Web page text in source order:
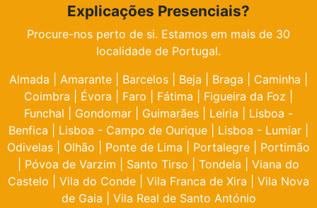
Explicações Presenciais?
Procure-nos perto de si. Estamos em mais de 30
localidade de Portugal.
Almada
Amarante Barcelos Beja Braga Caminha
Coimbra
Évora Faro Fátima Figueira da Foz
Funchal
Gondomar Guimarães Leiria
Lisboa -
Benfica
Lisboa - Campo de Ourique Lisboa - Lumiar
Odivelas
Olhão Ponte de Lima Portalegre
Portimão
Póvoa de Varzim Santo Tirso Tondela
Viana do
Castelo
Vila do Conde Vila Franca de Xira
Vila Nova
de Gaia
Vila Real de Santo António